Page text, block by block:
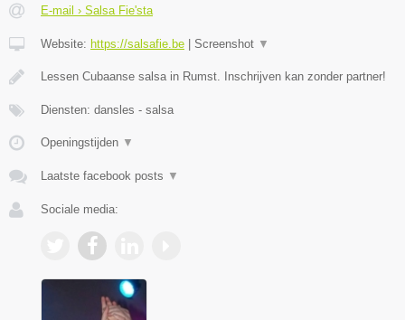
E-mail › Salsa Fie'sta
Website: https://salsafie.be Screenshot ▼
Lessen Cubaanse salsa in Rumst. Inschrijven kan zonder partner!
Diensten: dansles - salsa
Openingstijden ▼
Laatste facebook posts ▼
Sociale media: